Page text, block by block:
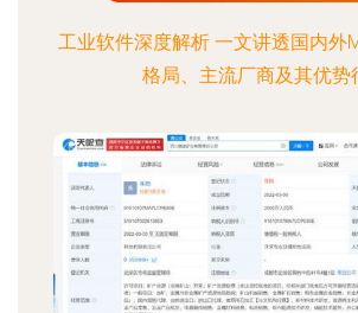
工业软件深度解析 一文讲透国内外
格局、主流厂商及其优势